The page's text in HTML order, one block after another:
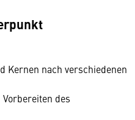
Kernen nach verschiedenen
des